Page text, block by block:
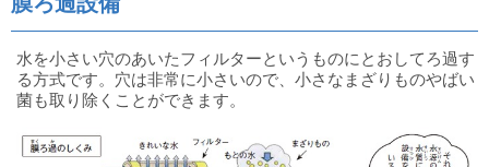
水を小さい穴のあいたフィルターというものにとおしてろ過す
る方式です。穴は非常に小さいので、小さなまざりものやばい
菌も取り除くことができます。